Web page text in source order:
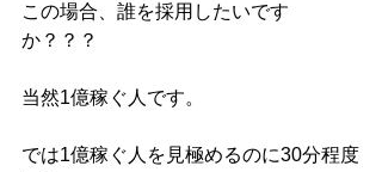
この場合、誰を採用したいです
か？？？
当然1億稼ぐ人です。
では1億稼ぐ人を見極めるのに30分程度